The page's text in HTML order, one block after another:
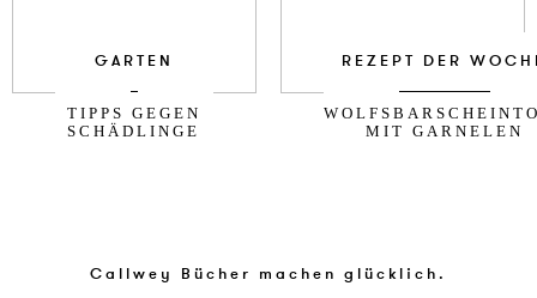
GARTEN
TIPPS GEGEN
SCHÄDLINGE
REZEPT DER
MIT GARNELEN
Callwey Bücher machen glücklich.